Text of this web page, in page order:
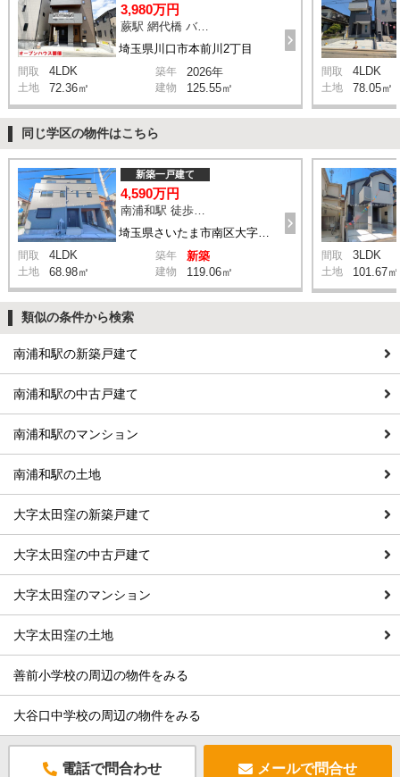
埼玉県川口市本前川2丁目
3,980万円
蕨駅 網代橋 バス18分 停歩3分
間取 4LDK 築年 2026年
土地 72.36㎡ 建物 125.55㎡
間取 4LDK
土地 78.05㎡
同じ学区の物件はこちら
埼玉県さいたま市南区大字太田窪
新築一戸建て
4,590万円
南浦和駅 徒歩25分
間取 4LDK 築年 新築
土地 68.98㎡ 建物 119.06㎡
間取 3LDK
土地 101.67㎡
類似の条件から検索
南浦和駅の新築戸建て
南浦和駅の中古戸建て
南浦和駅のマンション
南浦和駅の土地
大字太田窪の新築戸建て
大字太田窪の中古戸建て
大字太田窪のマンション
大字太田窪の土地
善前小学校の周辺の物件をみる
大谷口中学校の周辺の物件をみる
電話で問合わせ メールで問合せ